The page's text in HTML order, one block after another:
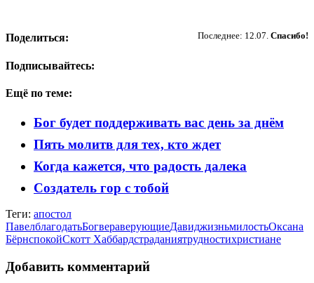
Последнее: 12.07. Спасибо!
Поделиться:
Подписывайтесь:
Ещё по теме:
Бог будет поддерживать вас день за днём
Пять молитв для тех, кто ждет
Когда кажется, что радость далека
Создатель гор с тобой
Теги: апостол
ПавелблагодатьБогвераверующиеДавиджизньмилостьОксана
БёрнспокойСкотт Хаббардстраданиятрудностихристиане
Добавить комментарий